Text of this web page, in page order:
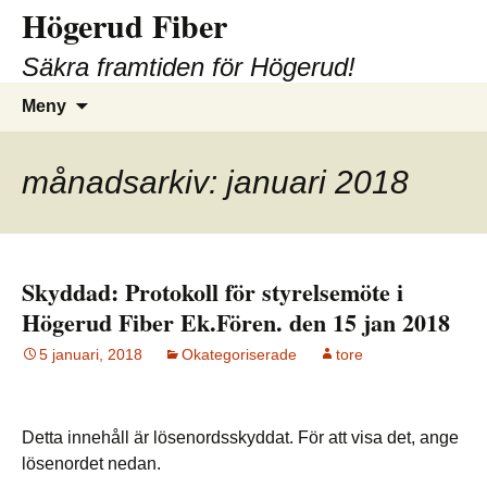
innehåll
Högerud Fiber
Säkra framtiden för Högerud!
Meny
månadsarkiv: januari 2018
Skyddad: Protokoll för styrelsemöte i
Högerud Fiber Ek.Fören. den 15 jan 2018
5 januari, 2018 Okategoriserade tore
Detta innehåll är lösenordsskyddat. För att visa det, ange
lösenordet nedan.